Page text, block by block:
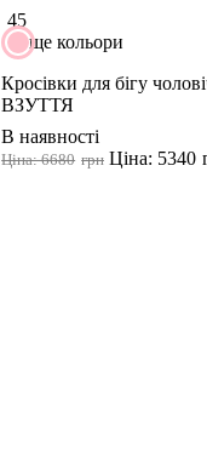
45
ще кольори
Кросівки для бігу
ВЗУТТЯ
В наявності
грн
Ціна: 6680
Ціна: 5340